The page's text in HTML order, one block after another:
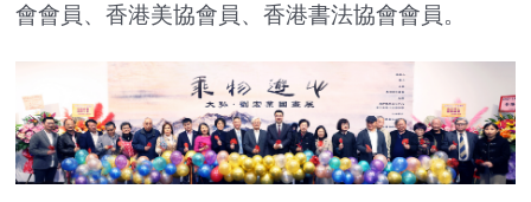
會會員、香港美協會員、香港書法協會會員。